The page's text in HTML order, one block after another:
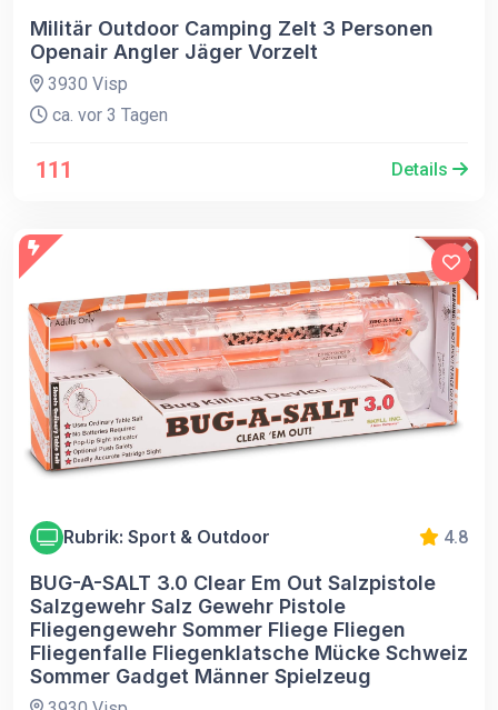
Militär Outdoor Camping Zelt 3 Personen
Openair Angler Jäger Vorzelt
3930 Visp
ca. vor 3 Tagen
111 Details
Rubrik: Sport & Outdoor 4.8
BUG-A-SALT 3.0 Clear Em Out Salzpistole
Salzgewehr Salz Gewehr Pistole
Fliegengewehr Sommer Fliege Fliegen
Fliegenfalle Fliegenklatsche Mücke Schweiz
Sommer Gadget Männer Spielzeug